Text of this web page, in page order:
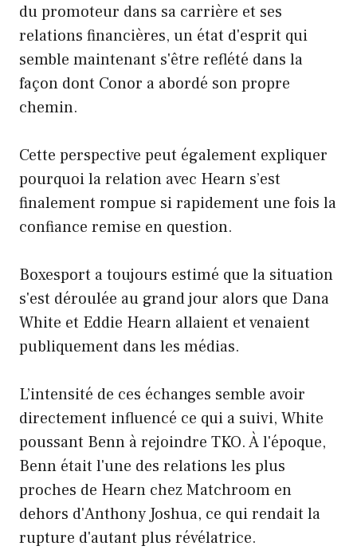
du promoteur dans sa carrière et ses
relations financières, un état d'esprit qui
semble maintenant s'être reflété dans la
façon dont Conor a abordé son propre
chemin.
Cette perspective peut également expliquer
pourquoi la relation avec Hearn s’est
finalement rompue si rapidement une fois la
confiance remise en question.
Boxesport a toujours estimé que la situation
s'est déroulée au grand jour alors que Dana
White et Eddie Hearn allaient et venaient
publiquement dans les médias.
L’intensité de ces échanges semble avoir
directement influencé ce qui a suivi, White
poussant Benn à rejoindre TKO. À l'époque,
Benn était l'une des relations les plus
proches de Hearn chez Matchroom en
dehors d'Anthony Joshua, ce qui rendait la
rupture d'autant plus révélatrice.